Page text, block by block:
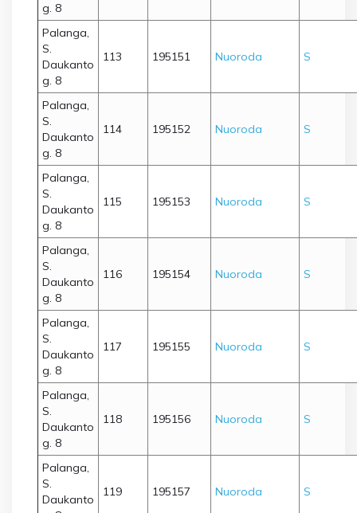
g. 8
Palanga,
S.
Daukanto
g. 8
113 195151 Nuoroda S
Palanga,
S.
Daukanto
g. 8
114 195152 Nuoroda S
Palanga,
S.
Daukanto
g. 8
115 195153 Nuoroda S
Palanga,
S.
Daukanto
g. 8
116 195154 Nuoroda S
Palanga,
S.
Daukanto
g. 8
117 195155 Nuoroda S
Palanga,
S.
Daukanto
g. 8
118 195156 Nuoroda S
Palanga,
S.
Daukanto
119 195157 Nuoroda S